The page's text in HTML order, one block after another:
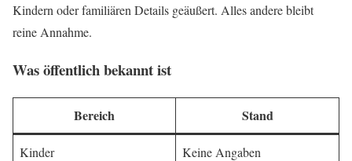
Kindern oder familiären Details geäußert. Alles andere bleibt
reine Annahme.
Was öffentlich bekannt ist
Bereich Stand
Kinder Keine Angaben